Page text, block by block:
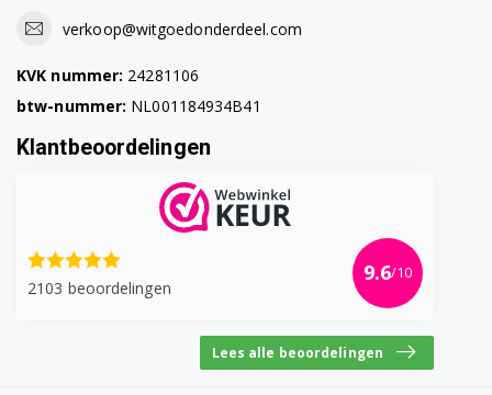
verkoop@witgoedonderdeel.com
KVK nummer: 24281106
btw-nummer: NL001184934B41
Klantbeoordelingen
2103 beoordelingen
9.6/10
Lees alle beoordelingen